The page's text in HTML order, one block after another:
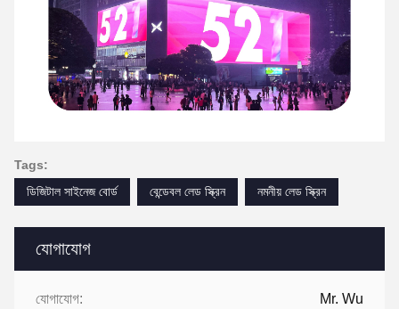
যোগাযোগ
যোগাযোগ: Mr. Wu
Tags:
ডিজিটাল সাইনেজ বোর্ড
বেন্ডেবল লেড স্ক্রিন নমনীয় লেড স্ক্রিন